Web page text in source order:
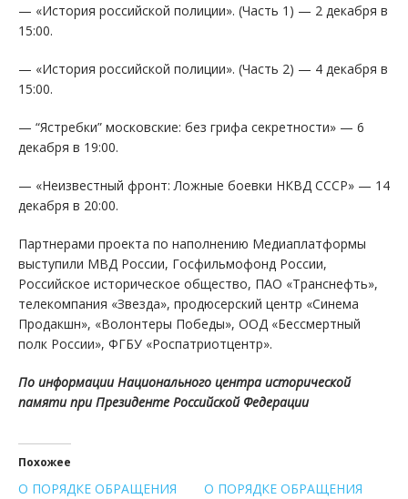
— «История российской полиции». (Часть 1) — 2 декабря в
15:00.
— «История российской полиции». (Часть 2) — 4 декабря в
15:00.
— “Ястребки” московские: без грифа секретности» — 6
декабря в 19:00.
— «Неизвестный фронт: Ложные боевки НКВД СССР» — 14
декабря в 20:00.
Партнерами проекта по наполнению Медиаплатформы
выступили МВД России, Госфильмофонд России,
Российское историческое общество, ПАО «Транснефть»,
телекомпания «Звезда», продюсерский центр «Синема
Продакшн», «Волонтеры Победы», ООД «Бессмертный
полк России», ФГБУ «Роспатриотцентр».
По информации Национального центра исторической
памяти при Президенте Российской Федерации
Похожее
О ПОРЯДКЕ ОБРАЩЕНИЯ
О ПОРЯДКЕ ОБРАЩЕНИЯ